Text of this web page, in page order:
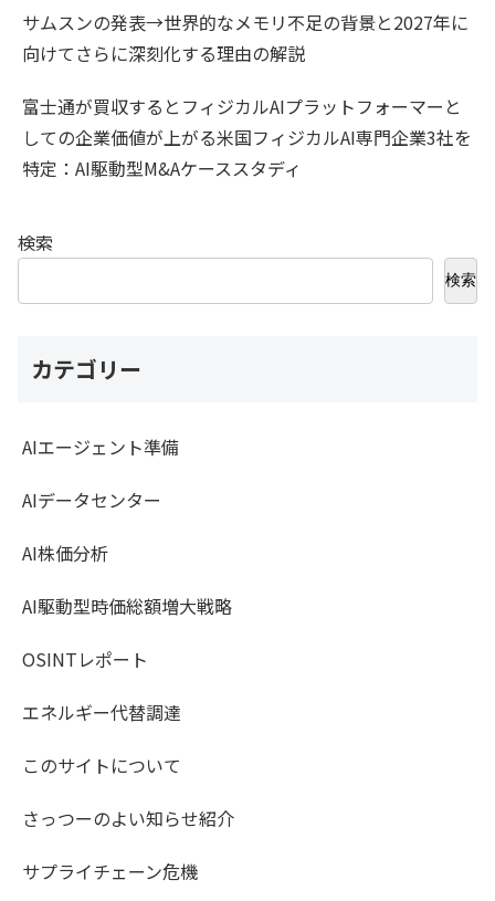
サムスンの発表→世界的なメモリ不足の背景と2027年に
向けてさらに深刻化する理由の解説
富士通が買収するとフィジカルAIプラットフォーマーと
しての企業価値が上がる米国フィジカルAI専門企業3社を
特定：AI駆動型M&Aケーススタディ
検索
検索
カテゴリー
AIエージェント準備
AIデータセンター
AI株価分析
AI駆動型時価総額増大戦略
OSINTレポート
エネルギー代替調達
このサイトについて
さっつーのよい知らせ紹介
サプライチェーン危機